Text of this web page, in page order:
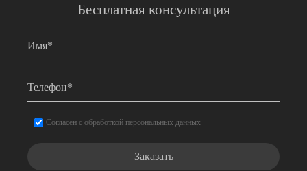
Бесплатная консультация
Согласие*
Согласен с обработкой персональных данных